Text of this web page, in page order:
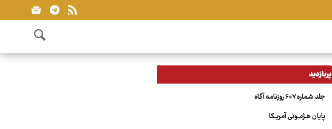
پربازدید
جلد شماره ۶۰۷ روزنامه آگاه
پایان هـژمـونی آمریـکا